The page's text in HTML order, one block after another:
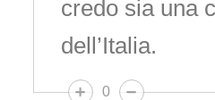
credo sia una
dell’Italia.
0